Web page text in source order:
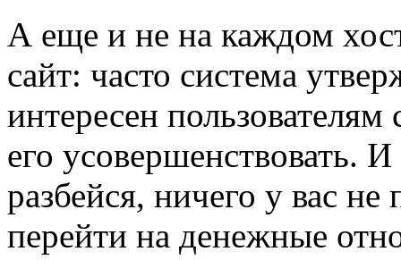
А еще и не на каждом
сайт: часто система
интересен пользователям
его усовершенствовать.
разбейся, ничего у вас
перейти на денежные